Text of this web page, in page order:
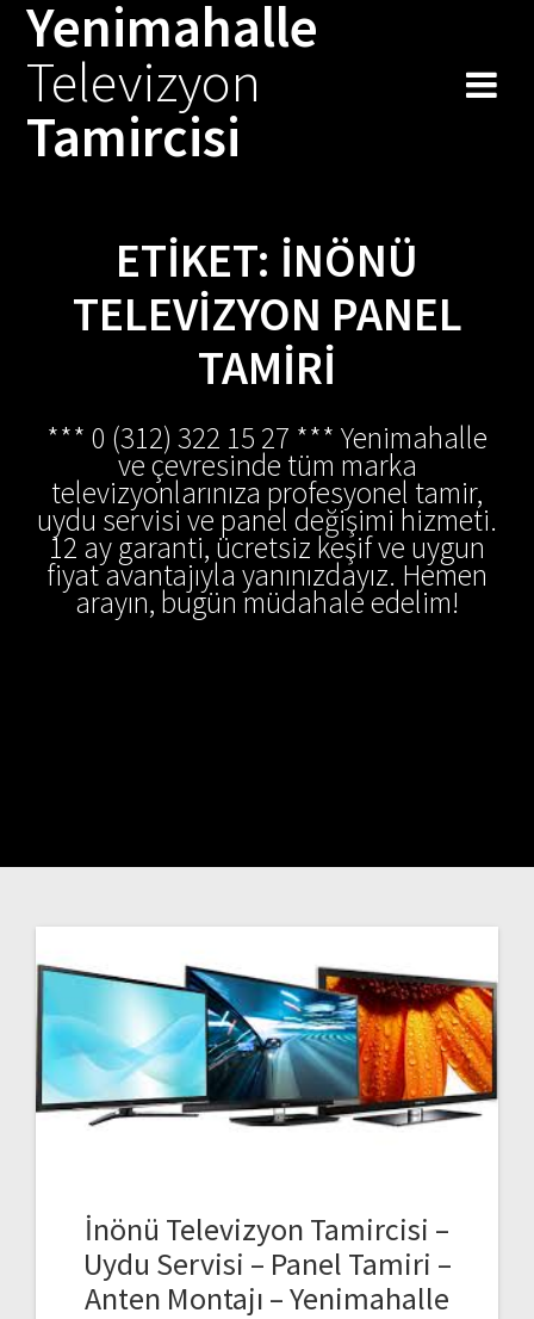
Skip
to
Yenimahalle
Televizyon
Tamircisi
ETIKET: İNÖNÜ
TELEVIZYON PANEL
TAMIRI
*** 0 (312) 322 15 27 *** Yenimahalle
ve çevresinde tüm marka
televizyonlarınıza profesyonel tamir,
uydu servisi ve panel değişimi hizmeti.
12 ay garanti, ücretsiz keşif ve uygun
fiyat avantajıyla yanınızdayız. Hemen
arayın, bugün müdahale edelim!
İnönü Televizyon Tamircisi –
Uydu Servisi – Panel Tamiri –
Anten Montajı – Yenimahalle